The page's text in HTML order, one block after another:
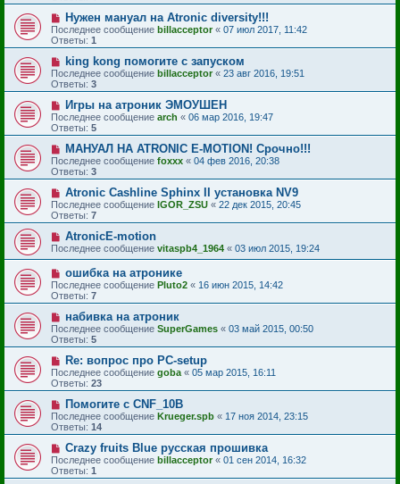
Нужен мануал на Atronic diversity!!!
Последнее сообщение billacceptor« 07 июл 2017, 11:42
Ответы: 1
king kong помогите с запуском
Последнее сообщение billacceptor « 23 авг 2016, 19:51
Ответы: 3
Игры на атроник ЭМОУШЕН
Последнее сообщение arch « 06 мар 2016, 19:47
Ответы: 5
МАНУАЛ НА ATRONIC E-MOTION! Срочно!!!
Последнее сообщение foxxx « 04 фев 2016, 20:38
Ответы: 3
Atronic Cashline Sphinx II установка NV9
Последнее сообщение IGOR_ZSU « 22 дек 2015, 20:45
Ответы: 7
AtroniсE-motion
Последнее сообщение vitaspb4_1964 « 03 июл 2015, 19:24
ошибка на атронике
Последнее сообщение Pluto2 « 16 июн 2015, 14:42
Ответы: 7
набивка на атроник
Последнее сообщение SuperGames « 03 май 2015, 00:50
Ответы: 5
Re: вопрос про PC-setup
Последнее сообщение goba « 05 мар 2015, 16:11
Ответы: 23
Помогите с CNF_10B
Последнее сообщение Krueger.spb « 17 ноя 2014, 23:15
Ответы: 14
Crazy fruits Blue русская прошивка
Последнее сообщение billacceptor« 01 сен 2014, 16:32
Ответы: 1